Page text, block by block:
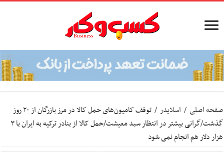
صفحه اصلی / اسلایدر /
توقف کامیون‌های حمل کالا در مرز بازرگان از ۲۰ روز
گذشت/گرانی بیشتر در انتظار سبد معیشت/حمل کالا از بنادر ترکیه به ایران با ۳
هزار دلار هم انجام نمی شود